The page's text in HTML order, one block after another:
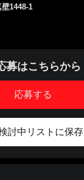
1448-1
募はこちらから
応募する
討中リストに保存